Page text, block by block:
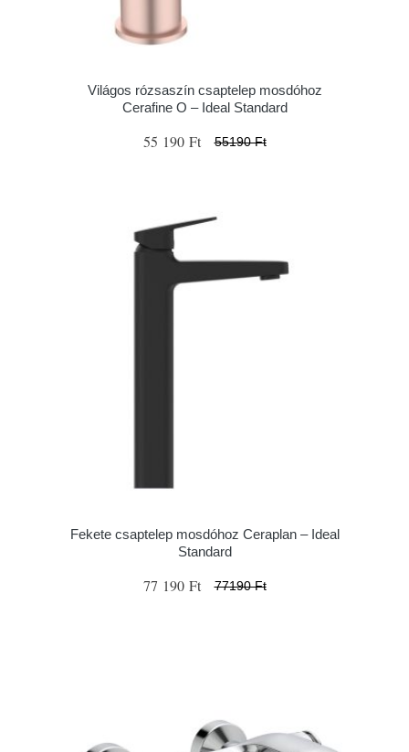
Világos rózsaszín csaptelep mosdóhoz
Cerafine O – Ideal Standard
55 190 Ft 55190 Ft
Fekete csaptelep mosdóhoz Ceraplan – Ideal
Standard
77 190 Ft 77190 Ft